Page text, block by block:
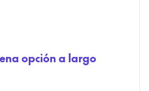
opción a largo